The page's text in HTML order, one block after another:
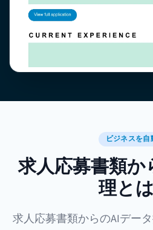
ビジネスを自
求人応募書類か
理と
求人応募書類からのAIデー